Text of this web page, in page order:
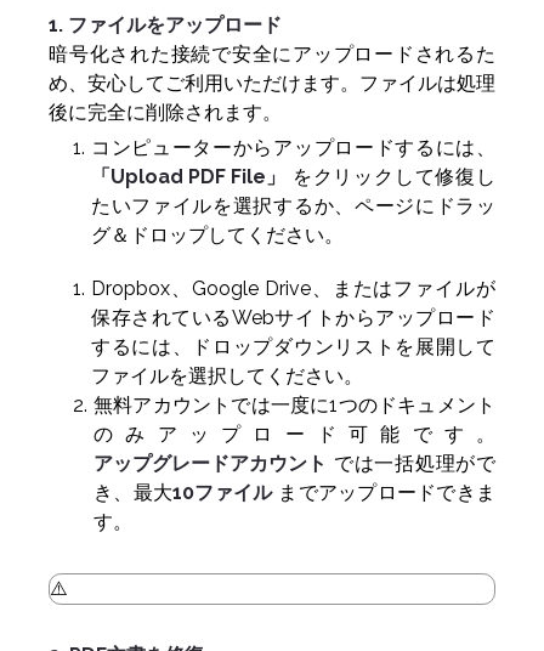
1. ファイルをアップロード
暗号化された接続で安全にアップロードされるた
め、安心してご利用いただけます。ファイルは処理
後に完全に削除されます。
コンピューターからアップロードするには、
「Upload PDF File」
をクリックして修復し
たいファイルを選択するか、ページにドラッ
グ＆ドロップしてください。
Dropbox、Google Drive、またはファイルが
保存されているWebサイトからアップロード
するには、ドロップダウンリストを展開して
ファイルを選択してください。
無料アカウントでは一度に1つのドキュメント
のみアップロード可能です。
アップグレードアカウント では一括処理がで
き、最大10ファイル までアップロードできま
す。